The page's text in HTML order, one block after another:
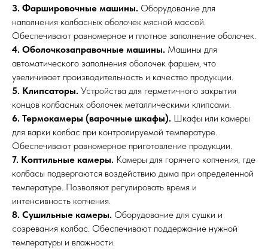
3. Фаршировочные машины. Оборудование для
наполнения колбасных оболочек мясной массой.
Обеспечивают равномерное и плотное заполнение оболочек.
4. Оболочкозаправочные машины. Машины для
автоматического заполнения оболочек фаршем, что
увеличивает производительность и качество продукции.
5. Клипсаторы. Устройства для герметичного закрытия
концов колбасных оболочек металлическими клипсами.
6. Термокамеры (варочные шкафы). Шкафы или камеры
для варки колбас при контролируемой температуре.
Обеспечивают равномерное приготовление продукции.
7. Коптильные камеры. Камеры для горячего копчения, где
колбасы подвергаются воздействию дыма при определенной
температуре. Позволяют регулировать время и
интенсивность копчения.
8. Сушильные камеры. Оборудование для сушки и
созревания колбас. Обеспечивают поддержание нужной
температуры и влажности.